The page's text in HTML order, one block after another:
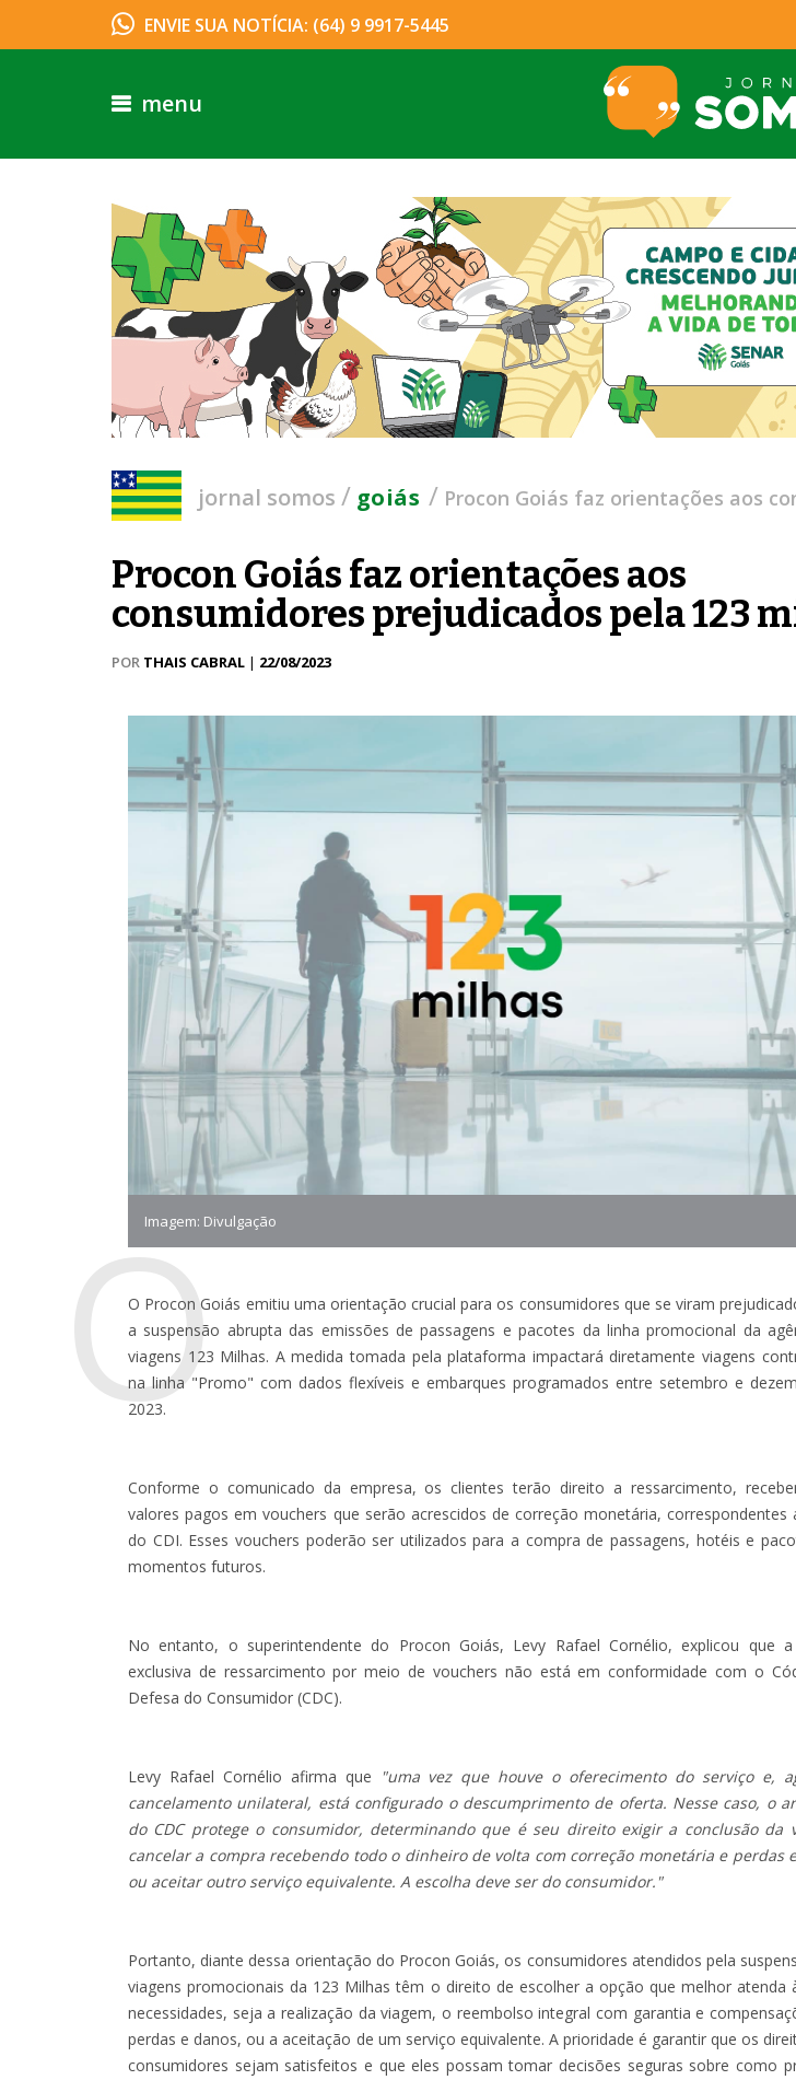
ENVIE SUA NOTÍCIA: (64) 9 9917-5445
menu
jornal somos / goiás / Procon Goiás faz orientações aos
Procon Goiás faz orientações aos
consumidores prejudicados pela 123
POR THAIS CABRAL | 22/08/2023
Imagem: Divulgação
O
O Procon Goiás emitiu uma orientação crucial para os consumidores que se viram
a suspensão abrupta das emissões de passagens e pacotes da linha promocional da
viagens 123 Milhas. A medida tomada pela plataforma impactará diretamente viagens
na linha "Promo" com dados flexíveis e embarques programados entre setembro e
2023.
Conforme o comunicado da empresa, os clientes terão direito a ressarcimento,
valores pagos em vouchers que serão acrescidos de correção monetária, correspondentes
do CDI. Esses vouchers poderão ser utilizados para a compra de passagens, hotéis e
momentos futuros.
No entanto, o superintendente do Procon Goiás, Levy Rafael Cornélio, explicou que
exclusiva de ressarcimento por meio de vouchers não está em conformidade com o
Defesa do Consumidor (CDC).
Levy Rafael Cornélio afirma que
"uma vez que houve o oferecimento do serviço e,
cancelamento unilateral, está configurado o descumprimento de oferta. Nesse caso, o
do CDC protege o consumidor, determinando que é seu direito exigir a conclusão da
cancelar a compra recebendo todo o dinheiro de volta com correção monetária e perdas
ou aceitar outro serviço equivalente. A escolha deve ser do consumidor."
Portanto, diante dessa orientação do Procon Goiás, os consumidores atendidos pela
viagens promocionais da 123 Milhas têm o direito de escolher a opção que melhor atenda
necessidades, seja a realização da viagem, o reembolso integral com garantia e
perdas e danos, ou a aceitação de um serviço equivalente. A prioridade é garantir que os
consumidores sejam satisfeitos e que eles possam tomar decisões seguras sobre como